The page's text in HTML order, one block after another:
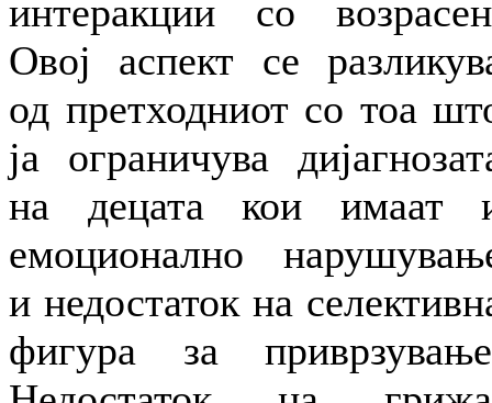
интеракции со
Овој аспект се
од претходниот со тоа
ја ограничува
на децата кои имаат
емоционално
и недостаток на
фигура за